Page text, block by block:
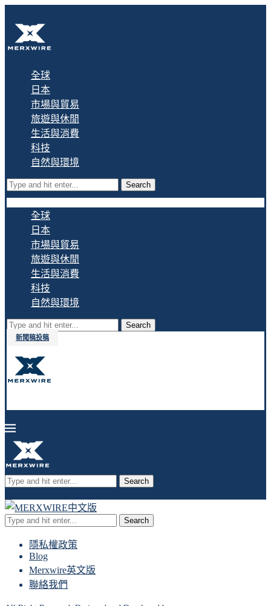
全球
日本
市場與貿易
旅遊與休閒
生活與消費
科技
自然與環境
Search
全球
日本
市場與貿易
旅遊與休閒
生活與消費
科技
自然與環境
Search
新聞稿投稿
Search
Search
隱私權政策
Blog
Merxwire英文版
聯絡我們